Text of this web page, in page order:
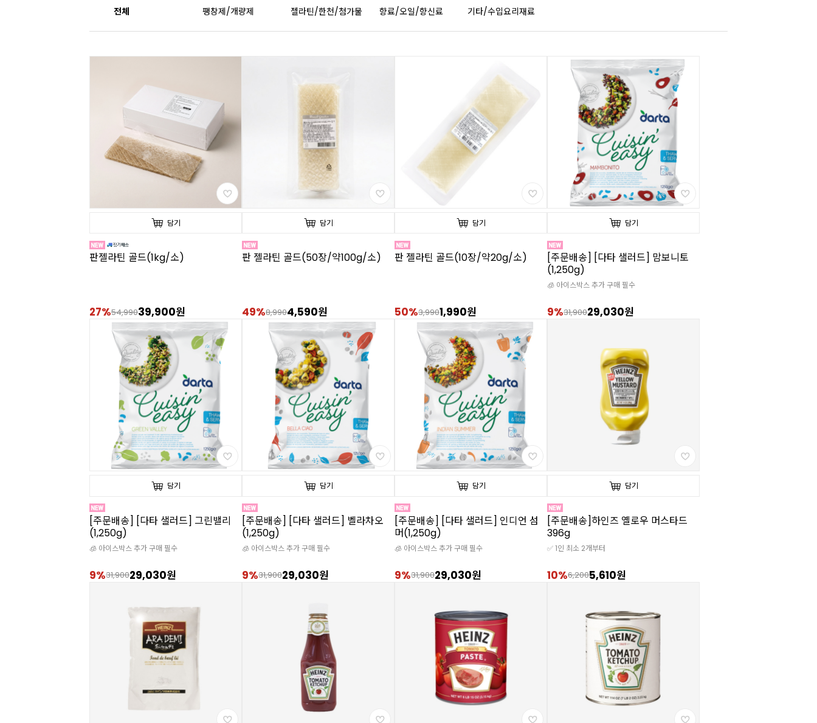
전체 팽창제/개량제 젤라틴/한천/첨가물 향료/오일/향신료 기타/수입요리재료
담기
판젤라틴 골드(1kg/소)
27%54,99039,900원
담기
판 젤라틴 골드(50장/약100g/소)
49%8,9904,590원
담기
판 젤라틴 골드(10장/약20g/소)
50%3,9901,990원
담기
[주문배송] [다타 샐러드] 맘보니토
(1,250g)
🧊 아이스박스 추가 구매 필수
9%31,90029,030원
담기
[주문배송] [다타 샐러드] 그린밸리
(1,250g)
🧊 아이스박스 추가 구매 필수
9%31,90029,030원
담기
[주문배송] [다타 샐러드] 벨라차오
(1,250g)
🧊 아이스박스 추가 구매 필수
9%31,90029,030원
담기
[주문배송] [다타 샐러드] 인디언 섬
머(1,250g)
🧊 아이스박스 추가 구매 필수
9%31,90029,030원
담기
[주문배송]하인즈 옐로우 머스타드
396g
✅ 1인 최소 2개부터
10%6,2005,610원